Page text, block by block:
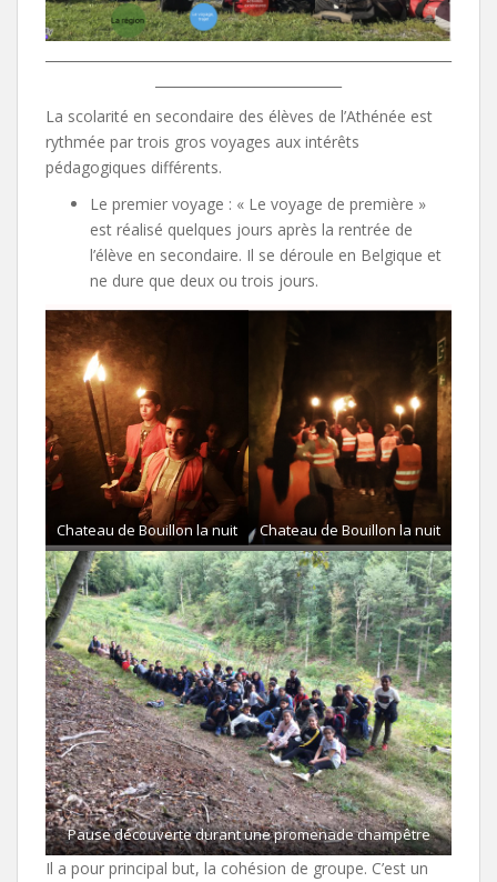
La scolarité en secondaire des élèves de l’Athénée est
rythmée par trois gros voyages aux intérêts
pédagogiques différents.
Le premier voyage : « Le voyage de première »
est réalisé quelques jours après la rentrée de
l’élève en secondaire. Il se déroule en Belgique et
ne dure que deux ou trois jours.
Chateau de Bouillon la nuit Chateau de Bouillon la nuit
Pause découverte durant une promenade champêtre
Il a pour principal but, la cohésion de groupe. C’est un